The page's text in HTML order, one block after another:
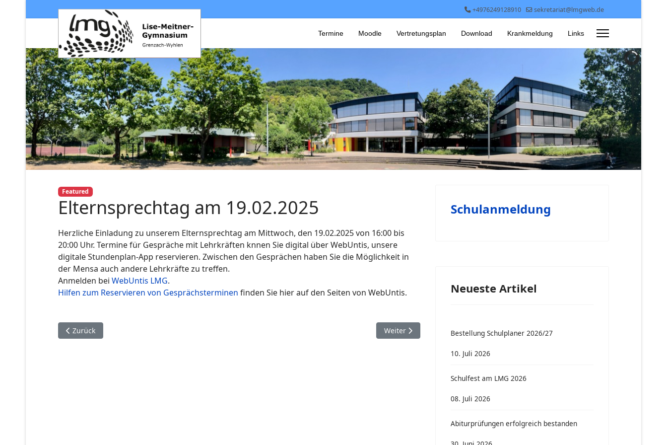
+4976249128910 sekretariat@lmgweb.de
Termine Moodle Vertretungsplan Download Krankmeldung Links
Featured
Elternsprechtag am 19.02.2025
Herzliche Einladung zu unserem Elternsprechtag am Mittwoch, den 19.02.2025 von 16:00 bis
20:00 Uhr. Termine für Gespräche mit Lehrkräften knnen Sie digital über WebUntis, unsere
digitale Stundenplan-App reservieren. Zwischen den Gesprächen haben Sie die Möglichkeit in
der Mensa auch andere Lehrkräfte zu treffen.
Anmelden bei WebUntis LMG.
Hilfen zum Reservieren von Gesprächsterminen finden Sie hier auf den Seiten von WebUntis.
Vorheriger Beitrag: Anmeldung zum Potenzialtest (10. - 13. Februar 2025)
Zurück Nächster Beitrag: Kleiderbörse der GreenFAIRies
Weiter
Schulanmeldung
Neueste Artikel
Bestellung Schulplaner 2026/27
10. Juli 2026
Schulfest am LMG 2026
08. Juli 2026
Abiturprüfungen erfolgreich bestanden